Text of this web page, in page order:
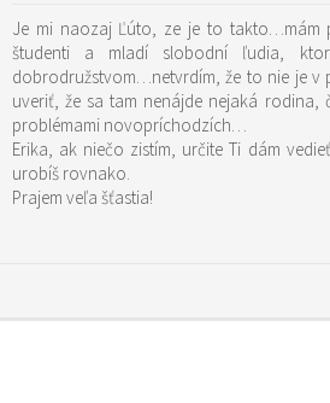
Je mi naozaj Ľúto, ze je to takto…mám
študenti a mladí slobodní ľudia,
dobrodružstvom…netvrdím, že to nie je v
uveriť, že sa tam nenájde nejaká rodina,
problémami novopríchodzích…
Erika, ak niečo zistím, určite Ti dám
urobíš rovnako.
Prajem veľa šťastia!